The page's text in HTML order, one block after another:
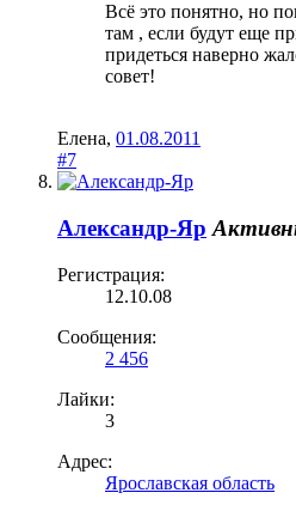
Всё это понятно, но
там , если будут еще
придеться наверно
совет!
Елена, 01.08.2011
#7
Александр-Яр
Регистрация:
12.10.08
Сообщения:
2 456
Лайки:
3
Адрес:
Ярославская область